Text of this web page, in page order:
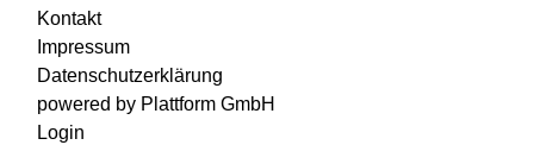
Kontakt
Impressum
Datenschutzerklärung
powered by Plattform GmbH
Login